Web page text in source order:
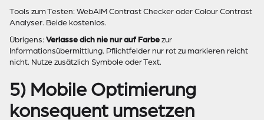
Tools zum Testen: WebAIM Contrast Checker oder Colour Contrast
Analyser. Beide kostenlos.
Übrigens: Verlasse dich nie nur auf Farbe zur
Informationsübermittlung. Pflichtfelder nur rot zu markieren reicht
nicht. Nutze zusätzlich Symbole oder Text.
5) Mobile Optimierung
konsequent umsetzen